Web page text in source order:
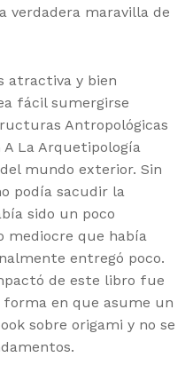
verdadera maravilla de
atractiva y bien
fácil sumergirse
Antropológicas
La Arquetipología
mundo exterior. Sin
podía sacudir la
sido un poco
mediocre que había
entregó poco.
de este libro fue
en que asume un
sobre origami y no se